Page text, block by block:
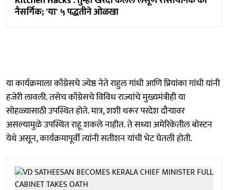
नैसर्गिक; 'या' ५ पद्धतीने ओळखा
या कार्यक्रमाला काँग्रेसचे ज्येष्ठ नेते राहुल गांधी आणि प्रियांका गांधी यांनी
हजेरी लावली. तसेच काँग्रेसचे विविध राज्यांचे मुख्यमंत्रीही या
सोहळ्यासाठी उपस्थित होते. मात्र, शशी थरूर परदेश दौऱ्यावर
असल्यामुळे उपस्थित राहू शकले नाहीत. ते सध्या अमेरिकेतील बोस्टन
येथे असून, कार्यक्रमापूर्वी त्यांनी सतीशन यांची भेट घेतली होती.